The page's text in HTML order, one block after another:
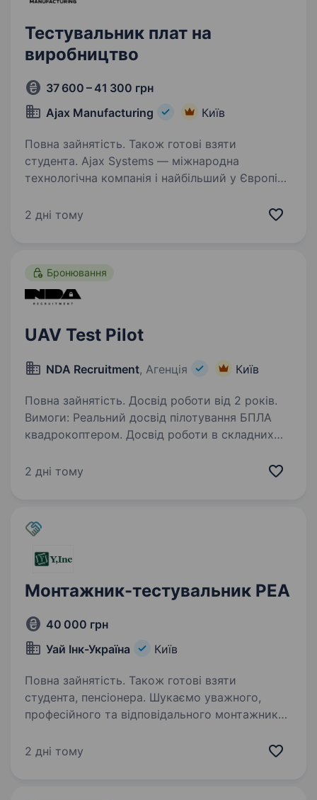
Тестувальник плат на
виробництво
37 600 – 41 300 грн
Ajax Manufacturing
Київ
Повна зайнятість. Також готові взяти
студента. Ajax Systems — міжнародна
технологічна компанія і найбільший у Європі
довіряють уже понад 4,5 мільйони кінцевих
2 дні тому
Бронювання
UAV Test Pilot
NDA Recruitment, Агенція Київ
Повна зайнятість. Досвід роботи від 2 років.
Вимоги: Реальний досвід пілотування БПЛА
квадрокоптером. Досвід роботи в складних
низька температура, польоти на відкритому
2 дні тому
Монтажник-тестувальник РЕА
40 000 грн
Уай Інк-Україна
Київ
Повна зайнятість. Також готові взяти
студента, пенсіонера. Шукаємо уважного,
професійного та відповідального монтажника
до нашої команди у Києві. Що буде входити
2 дні тому